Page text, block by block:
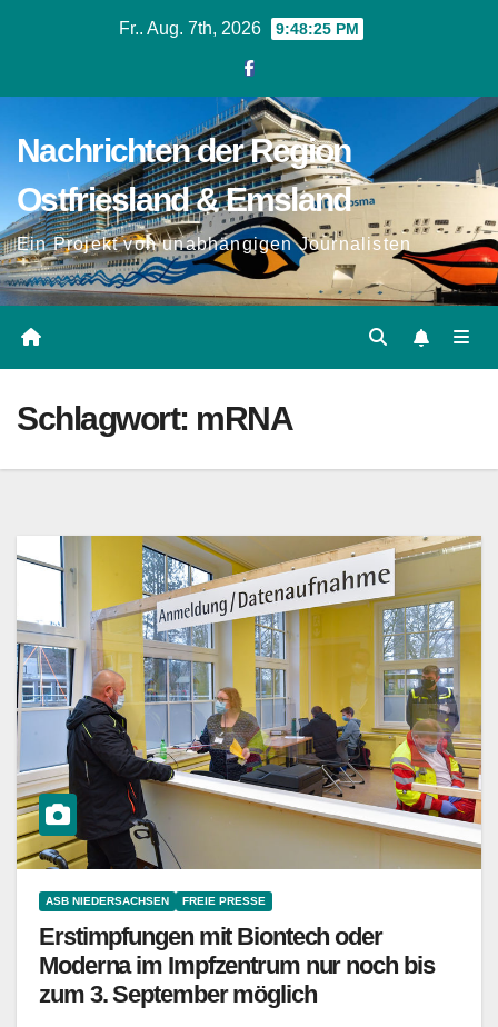
Fr.. Aug. 7th, 2026 9:48:26 PM
Nachrichten der Region
Ostfriesland & Emsland
Ein Projekt von unabhängigen Journalisten
Schlagwort: mRNA
ASB NIEDERSACHSEN FREIE PRESSE
Erstimpfungen mit Biontech oder
Moderna im Impfzentrum nur noch bis
zum 3. September möglich